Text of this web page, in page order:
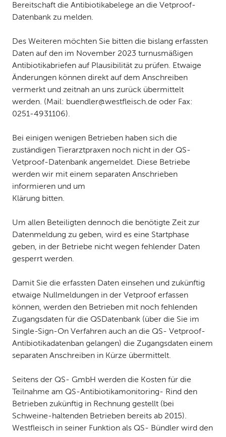
Bereitschaft die Antibiotikabelege an die Vetproof-
Datenbank zu melden.
Des Weiteren möchten Sie bitten die bislang erfassten
Daten auf den im November 2023 turnusmäßigen
Antibiotikabriefen auf Plausibilität zu prüfen. Etwaige
Änderungen können direkt auf dem Anschreiben
vermerkt und zeitnah an uns zurück übermittelt
werden. (Mail: buendler@westfleisch.de oder Fax:
0251-4931106).
Bei einigen wenigen Betrieben haben sich die
zuständigen Tierarztpraxen noch nicht in der QS-
Vetproof-Datenbank angemeldet. Diese Betriebe
werden wir mit einem separaten Anschrieben
informieren und um
Klärung bitten.
Um allen Beteiligten dennoch die benötigte Zeit zur
Datenmeldung zu geben, wird es eine Startphase
geben, in der Betriebe nicht wegen fehlender Daten
gesperrt werden.
Damit Sie die erfassten Daten einsehen und zukünftig
etwaige Nullmeldungen in der Vetproof erfassen
können, werden den Betrieben mit noch fehlenden
Zugangsdaten für die QSDatenbank (über die Sie im
Single-Sign-On Verfahren auch an die QS- Vetproof-
Antibiotikadatenban gelangen) die Zugangsdaten einem
separaten Anschreiben in Kürze übermittelt.
Seitens der QS- GmbH werden die Kosten für die
Teilnahme am QS-Antibiotikamonitoring- Rind den
Betrieben zukünftig in Rechnung gestellt (bei
Schweine-haltenden Betrieben bereits ab 2015).
Westfleisch in seiner Funktion als QS- Bündler wird den